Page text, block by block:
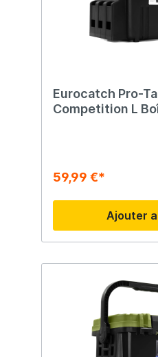
Eurocatch Pro-
Competition L
59,99 €*
Ajouter